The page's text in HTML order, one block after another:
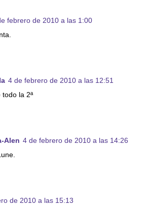
febrero de 2010 a las 1:00
4 de febrero de 2010 a las 12:51
la 2ª
Alen 4 de febrero de 2010 a las 14:26
de 2010 a las 15:13